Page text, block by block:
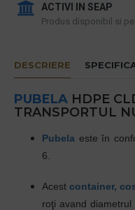
ACTIVI IN SEAP
Produs disponibil si
DESCRIERE
PUBELA HDPE
TRANSPORTUL
Pubela este în
6.
Acest container,
roţi avand